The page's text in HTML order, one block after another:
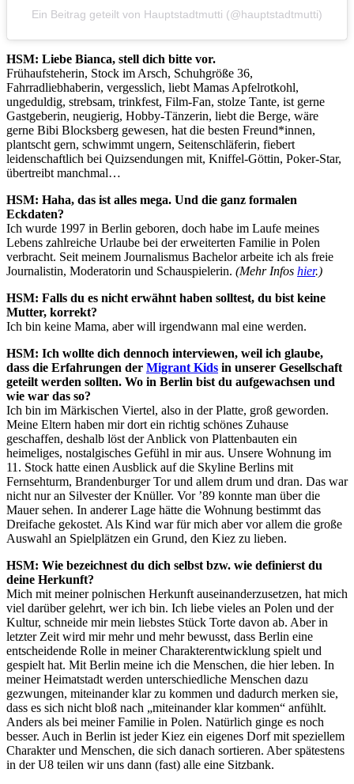
Ein Beitrag geteilt von Hauptstadtmutti (@hauptstadtmutti)
HSM: Liebe Bianca, stell dich bitte vor.
Frühaufsteherin, Stock im Arsch, Schuhgröße 36,
Fahrradliebhaberin, vergesslich, liebt Mamas Apfelrotkohl,
ungeduldig, strebsam, trinkfest, Film-Fan, stolze Tante, ist gerne
Gastgeberin, neugierig, Hobby-Tänzerin, liebt die Berge, wäre
gerne Bibi Blocksberg gewesen, hat die besten Freund*innen,
plantscht gern, schwimmt ungern, Seitenschläferin, fiebert
leidenschaftlich bei Quizsendungen mit, Kniffel-Göttin, Poker-Star,
übertreibt manchmal…
HSM: Haha, das ist alles mega. Und die ganz formalen
Eckdaten?
Ich wurde 1997 in Berlin geboren, doch habe im Laufe meines
Lebens zahlreiche Urlaube bei der erweiterten Familie in Polen
verbracht. Seit meinem Journalismus Bachelor arbeite ich als freie
Journalistin, Moderatorin und Schauspielerin. (Mehr Infos hier.)
HSM: Falls du es nicht erwähnt haben solltest, du bist keine
Mutter, korrekt?
Ich bin keine Mama, aber will irgendwann mal eine werden.
HSM: Ich wollte dich dennoch interviewen, weil ich glaube,
dass die Erfahrungen der Migrant Kids in unserer Gesellschaft
geteilt werden sollten. Wo in Berlin bist du aufgewachsen und
wie war das so?
Ich bin im Märkischen Viertel, also in der Platte, groß geworden.
Meine Eltern haben mir dort ein richtig schönes Zuhause
geschaffen, deshalb löst der Anblick von Plattenbauten ein
heimeliges, nostalgisches Gefühl in mir aus. Unsere Wohnung im
11. Stock hatte einen Ausblick auf die Skyline Berlins mit
Fernsehturm, Brandenburger Tor und allem drum und dran. Das war
nicht nur an Silvester der Knüller. Vor ’89 konnte man über die
Mauer sehen. In anderer Lage hätte die Wohnung bestimmt das
Dreifache gekostet. Als Kind war für mich aber vor allem die große
Auswahl an Spielplätzen ein Grund, den Kiez zu lieben.
HSM: Wie bezeichnest du dich selbst bzw. wie definierst du
deine Herkunft?
Mich mit meiner polnischen Herkunft auseinanderzusetzen, hat mich
viel darüber gelehrt, wer ich bin. Ich liebe vieles an Polen und der
Kultur, schneide mir mein liebstes Stück Torte davon ab. Aber in
letzter Zeit wird mir mehr und mehr bewusst, dass Berlin eine
entscheidende Rolle in meiner Charakterentwicklung spielt und
gespielt hat. Mit Berlin meine ich die Menschen, die hier leben. In
meiner Heimatstadt werden unterschiedliche Menschen dazu
gezwungen, miteinander klar zu kommen und dadurch merken sie,
dass es sich nicht bloß nach „miteinander klar kommen“ anfühlt.
Anders als bei meiner Familie in Polen. Natürlich ginge es noch
besser. Auch in Berlin ist jeder Kiez ein eigenes Dorf mit speziellem
Charakter und Menschen, die sich danach sortieren. Aber spätestens
in der U8 teilen wir uns dann (fast) alle eine Sitzbank.